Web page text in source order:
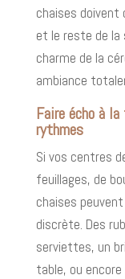
chaises doivent
et le reste de la
charme de la
ambiance
Faire écho à
rythmes
Si vos centres
feuillages, de
chaises
discrète. Des
serviettes, un
table, ou